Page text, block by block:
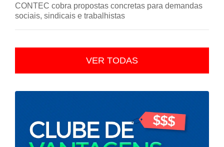
CONTEC cobra propostas concretas para demandas
sociais, sindicais e trabalhistas
VER TODAS